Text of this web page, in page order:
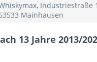
Industriestraße
Mainhausen
13 Jahre 2013/